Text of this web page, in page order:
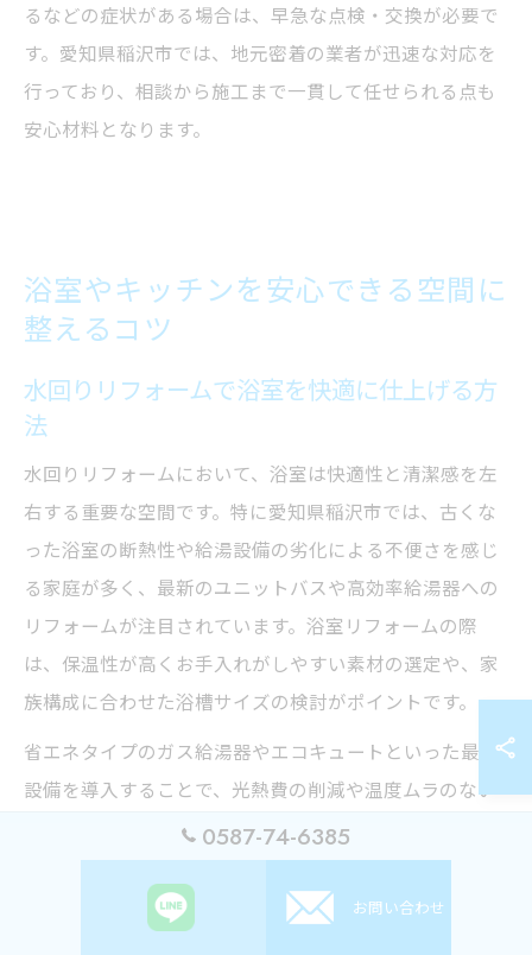
るなどの症状がある場合は、早急な点検・交換が必要で
す。愛知県稲沢市では、地元密着の業者が迅速な対応を
行っており、相談から施工まで一貫して任せられる点も
安心材料となります。
浴室やキッチンを安心できる空間に
整えるコツ
水回りリフォームで浴室を快適に仕上げる方
法
水回りリフォームにおいて、浴室は快適性と清潔感を左
右する重要な空間です。特に愛知県稲沢市では、古くな
った浴室の断熱性や給湯設備の劣化による不便さを感じ
る家庭が多く、最新のユニットバスや高効率給湯器への
リフォームが注目されています。浴室リフォームの際
は、保温性が高くお手入れがしやすい素材の選定や、家
族構成に合わせた浴槽サイズの検討がポイントです。
省エネタイプのガス給湯器やエコキュートといった最新
設備を導入することで、光熱費の削減や温度ムラのない
快適な入浴環境を実現できます。リフォームの事例とし
て、断熱浴槽と浴室暖房乾燥機を組み合わせたケースで
は、冬場のヒートショック対策にも有効で、安心して入
0587-74-6385
お問い合わせ